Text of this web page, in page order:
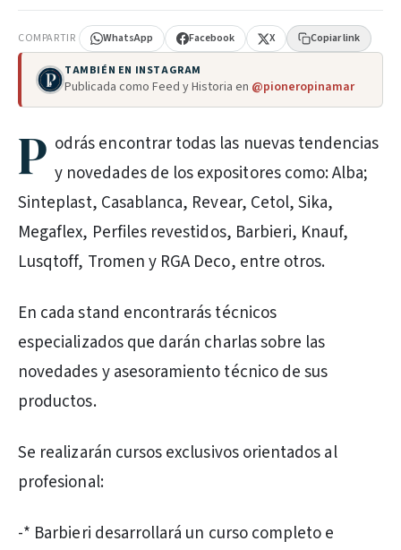
COMPARTIR WhatsApp Facebook X Copiar link
TAMBIÉN EN INSTAGRAM
Publicada como Feed y Historia en @pioneropinamar
P odrás encontrar todas las nuevas tendencias
y novedades de los expositores como: Alba;
Sinteplast, Casablanca, Revear, Cetol, Sika,
Megaflex, Perfiles revestidos, Barbieri, Knauf,
Lusqtoff, Tromen y RGA Deco, entre otros.
En cada stand encontrarás técnicos
especializados que darán charlas sobre las
novedades y asesoramiento técnico de sus
productos.
Se realizarán cursos exclusivos orientados al
profesional:
-* Barbieri desarrollará un curso completo e